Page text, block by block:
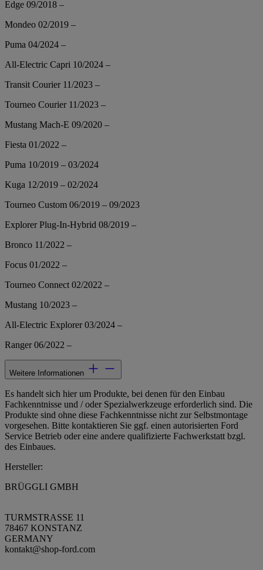
Edge 09/2018 –
Mondeo 02/2019 –
Puma 04/2024 –
All-Electric Capri 10/2024 –
Transit Courier 11/2023 –
Tourneo Courier 11/2023 –
Mustang Mach-E 09/2020 –
Fiesta 01/2022 –
Puma 10/2019 – 03/2024
Kuga 12/2019 – 02/2024
Tourneo Custom 06/2019 – 09/2023
Explorer Plug-In-Hybrid 08/2019 –
Bronco 11/2022 –
Focus 01/2022 –
Tourneo Connect 02/2022 –
Mustang 10/2023 –
All-Electric Explorer 03/2024 –
Ranger 06/2022 –
Weitere Informationen
Es handelt sich hier um Produkte, bei denen für den Einbau
Fachkenntnisse und / oder Spezialwerkzeuge erforderlich sind. Die
Produkte sind ohne diese Fachkenntnisse nicht zur Selbstmontage
vorgesehen. Bitte kontaktieren Sie ggf. einen autorisierten Ford
Service Betrieb oder eine andere qualifizierte Fachwerkstatt bzgl.
des Einbaues.
Hersteller:
BRÜGGLI GMBH
TURMSTRASSE 11
78467 KONSTANZ
GERMANY
kontakt@shop-ford.com